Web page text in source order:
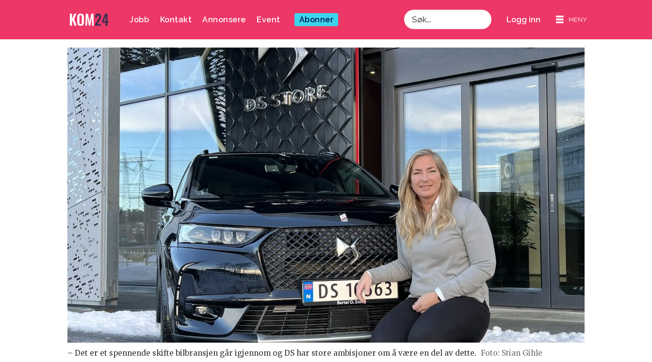
Jobb Kontakt Annonsere Event Abonner
Søk
Logg inn
– Det er et spennende skifte bilbransjen går igjennom og DS har store ambisjoner om å være en del av dette. Foto: Stian Gihle